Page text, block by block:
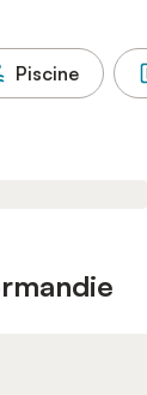
Piscine